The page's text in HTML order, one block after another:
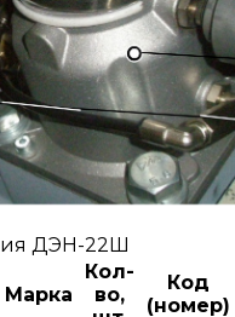
ДЭН-22Ш
Марка
Кол-
во,
Код
(номер)